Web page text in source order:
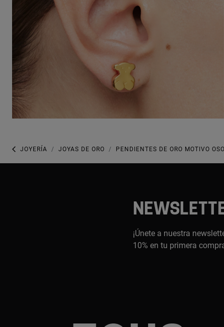
JOYERÍA JOYAS DE ORO PENDIENTES DE ORO MOTIVO
¡Únete a nuestra
10% en tu primera